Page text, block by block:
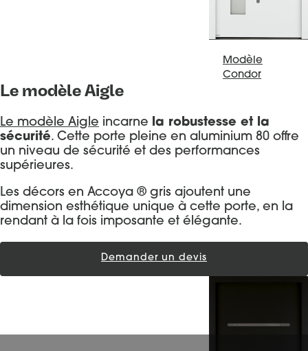
Modèl e
Condor
Le modèle Aigle
Le modèle Aigle incarne la robustesse et la
sécurité. Cette porte pleine en aluminium 80 offre
un niveau de sécurité et des performances
supérieures.
Les décors en Accoya ® gris ajoutent une
dimension esthétique unique à cette porte, en la
rendant à la fois imposante et élégante.
Demander un devis